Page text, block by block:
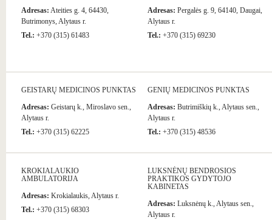
Adresas: Ateities g. 4, 64430,
Butrimonys, Alytaus r.
Tel.: +370 (315) 61483
Adresas: Pergalės g. 9, 64140, Daugai,
Alytaus r.
Tel.: +370 (315) 69230
GEISTARŲ MEDICINOS PUNKTAS
Adresas: Geistarų k., Miroslavo sen.,
Alytaus r.
Tel.: +370 (315) 62225
GENIŲ MEDICINOS PUNKTAS
Adresas: Butrimiškių k., Alytaus sen.,
Alytaus r.
Tel.: +370 (315) 48536
KROKIALAUKIO
AMBULATORIJA
Adresas: Krokialaukis, Alytaus r.
Tel.: +370 (315) 68303
LUKSNĖNŲ BENDROSIOS
PRAKTIKOS GYDYTOJO
KABINETAS
Adresas: Luksnėnų k., Alytaus sen.,
Alytaus r.